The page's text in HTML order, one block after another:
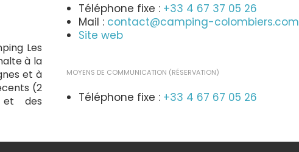
Les
à la
et à
(2
des
ou
jeux,
Téléphone fixe : +33 4 67 37 05 26
Mail : contact@camping-colombiers.com
Site web
MOYENS DE COMMUNICATION (RÉSERVATION)
Téléphone fixe : +33 4 67 67 05 26